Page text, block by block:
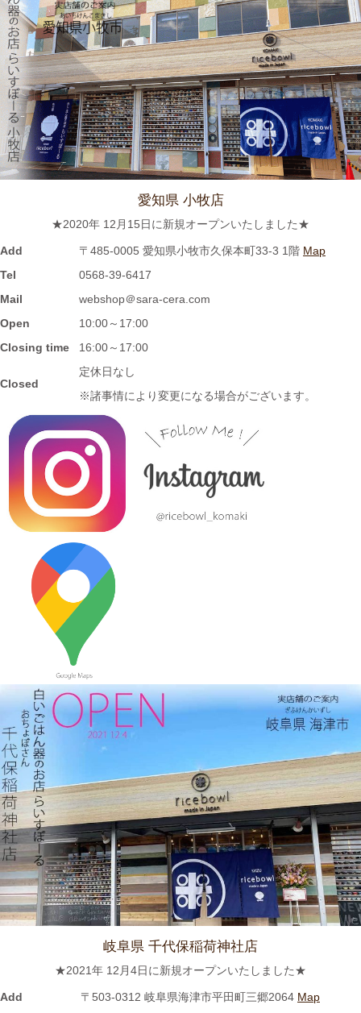
ィーポット新入荷しました♪数量限定販売中！！
2023/12/1
≪おすすめ≫ 寒～い朝には、具沢山のあったか～いスープを信
楽焼スープカップでいかがでしょうか？
2023/11/16
≪新着商品≫ 波佐見焼のラフランスとりんごのマグカップ新入
荷しました♪先行販売中！！
2023/11/1
≪再入荷≫窯出し入荷しました♪松助窯 お野菜たっぷり担麺 タン
2023/10/25
≪新着商品≫ 波佐見焼の可愛いフルーツ柄平鉢新入荷しました♪
先行販売中！！
2023/10/23
≪おすすめ≫ あったか～いお茶にどうぞ！しのぎの湯飲み再入
荷しました♪焼きたてホヤホヤです★
2023/10/12
≪新着商品≫ 波佐見焼のアイテム新入荷しました♪ころころぱす
てるボーダーカップなど
2023/9/21
≪おすすめ≫ もうすぐ新米の季節
碗、入荷してます♪
2023/9/7
≪おすすめ≫ 食卓華やぐ✿信楽焼 蓮の葉プレート
2023/8/24
≪おすすめ≫ 満腹ッ☆松助窯 変型どんぶり
2023/8/10
≪おすすめ≫ 冷たい麺がすすりたいっ 松助 蕎麦猪口
≪おすすめ≫ホカホカご飯をもっとおいしく♪土と炎の香り 信楽
焼のご飯茶碗
愛知県 小牧店
★2020年 12月15日に新規オープンいたしました★
Add 〒485-0005 愛知県小牧市久保本町33-3 1階 Map
Tel
0568-39-6417
Mail
webshop＠sara-cera.com
Open
10:00～17:00
Closing time
16:00～17:00
Closed
定休日なし
※諸事情により変更になる場合がございます。
岐阜県 千代保稲荷神社店
★2021年 12月4日に新規オープンいたしました★
Add 〒503-0312 岐阜県海津市平田町三郷2064 Map